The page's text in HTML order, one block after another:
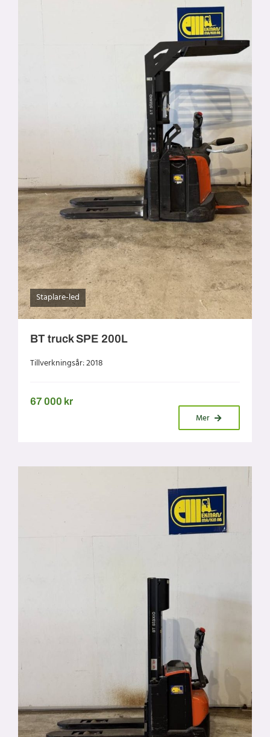
Staplare-led
BT truck SPE 200L
Tillverkningsår: 2018
67 000 kr
Mer